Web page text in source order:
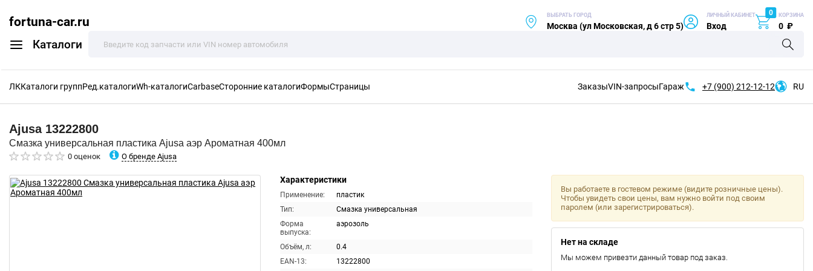
fortuna-car.ru
Каталоги
ВЫБРАТЬ ГОРОД
Москва (ул Московская, д 6 стр 5)
ЛИЧНЫЙ КАБИНЕТ
Вход
0 КОРЗИНА
0 ₽
ЛККаталоги группРед.каталогиWh-каталогиCarbaseСторонние каталогиФормыСтраницы ЗаказыVIN-запросыГараж +7 (900) 212-12-12 RU
Ajusa 13222800
Смазка универсальная пластика Ajusa аэр Ароматная 400мл
0 оценок О бренде Ajusa
Характеристики
Применение:
пластик
Тип:
Смазка универсальная
Форма
выпуска:
аэрозоль
Объём, л:
0.4
EAN-13:
13222800
Вы работаете в гостевом режиме (видите розничные цены).
Чтобы увидеть свои цены, вам нужно войти под своим
паролем (или зарегистрироваться).
Нет на складе
Мы можем привезти данный товар под заказ.